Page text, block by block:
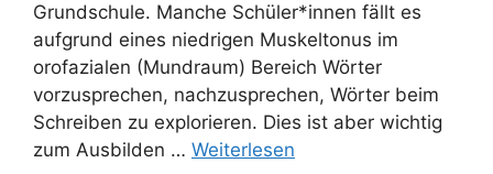
Grundschule. Manche Schüler*innen fällt es
aufgrund eines niedrigen Muskeltonus im
orofazialen (Mundraum) Bereich Wörter
vorzusprechen, nachzusprechen, Wörter beim
Schreiben zu explorieren. Dies ist aber wichtig
zum Ausbilden … Weiterlesen